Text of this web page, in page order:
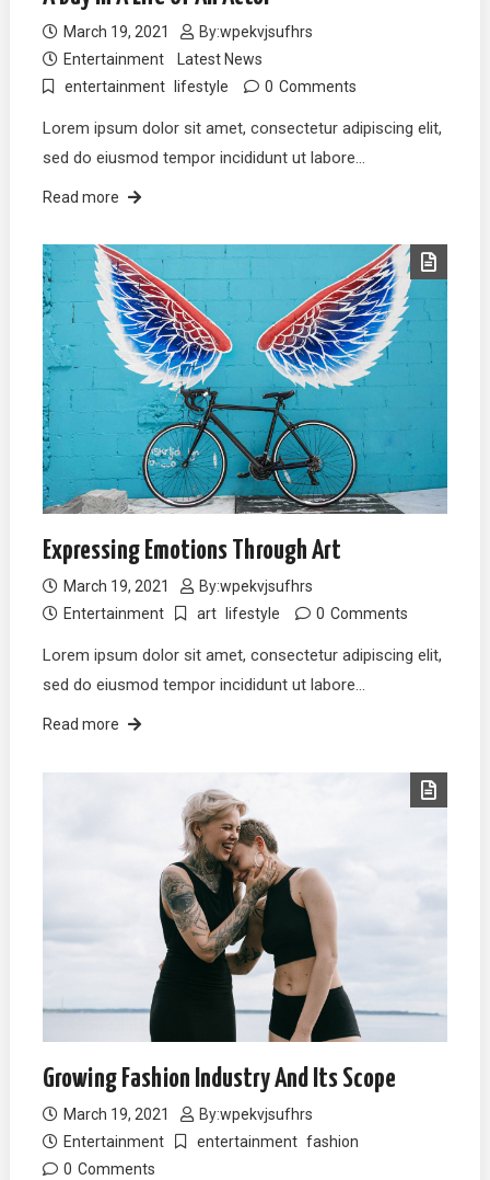
March 19, 2021 By:wpekvjsufhrs
Entertainment
Latest News
entertainment lifestyle 0 Comments
Lorem ipsum dolor sit amet, consectetur adipiscing elit,
sed do eiusmod tempor incididunt ut labore…
Read more
Expressing Emotions Through Art
March 19, 2021 By:wpekvjsufhrs
Entertainment
art lifestyle 0 Comments
Lorem ipsum dolor sit amet, consectetur adipiscing elit,
sed do eiusmod tempor incididunt ut labore…
Read more
Growing Fashion Industry And Its Scope
March 19, 2021 By:wpekvjsufhrs
Entertainment
entertainment fashion
0 Comments